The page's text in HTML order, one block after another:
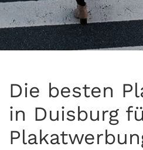
Die besten
in Duisburg